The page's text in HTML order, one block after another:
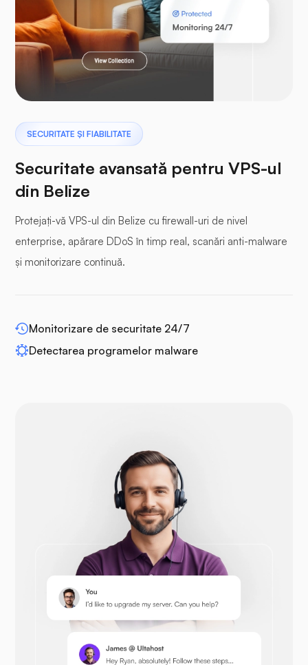
Laravel
Pterodactil
Panou tampon
WP-extendify
Opencart
Prestashop
SECURITATE ȘI FIABILITATE
Securitate avansată pentru VPS-ul
din Belize
Protejați-vă VPS-ul din Belize cu firewall-uri de nivel
enterprise, apărare DDoS în timp real, scanări anti-malware
și monitorizare continuă.
Monitorizare de securitate 24/7
Detectarea programelor malware